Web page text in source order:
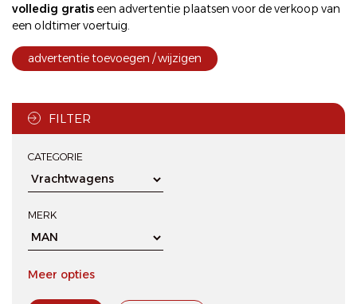
volledig gratis een advertentie plaatsen voor deverkoop van
een oldtimer voertuig.
advertentie toevoegen / wijzigen
FILTER
CATEGORIE
MERK
Meer opties